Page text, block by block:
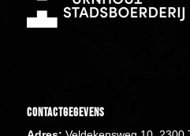
Contactgegevens